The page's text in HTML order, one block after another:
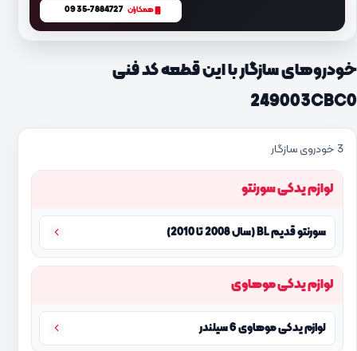
همکاران 0935-7884727
خودروهای سازگار با این قطعه کد فنی
249003CBC0
3 خودروی سازگار
لوازم یدکی سورنتو
سورنتو قدیم BL (سال 2008 تا 2010)
لوازم یدکی موهاوی
لوازم یدکی موهاوی 6 سیلندر